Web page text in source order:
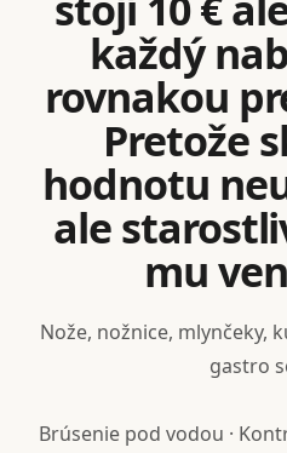
každý
rovnakou
Pretože
hodnotu
ale
mu
Nože, nožnice, mlynčeky,
gastro
Brúsenie pod vodou ·